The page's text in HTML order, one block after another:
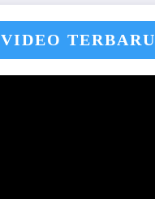
VIDEO TERBARU